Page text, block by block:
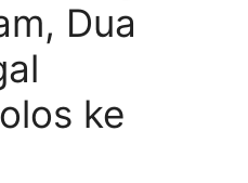
Dua
ke